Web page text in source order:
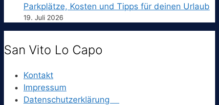
Parkplätze, Kosten und Tipps für deinen Urlaub
19. Juli 2026
San Vito Lo Capo
Kontakt
Impressum
Datenschutzerklärung